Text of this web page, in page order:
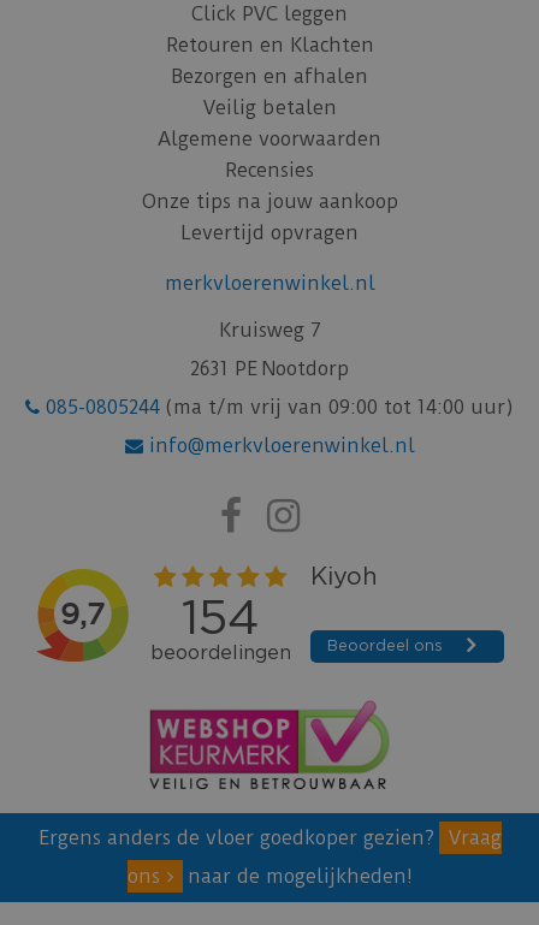
Click PVC leggen
Retouren en Klachten
Bezorgen en afhalen
Veilig betalen
Algemene voorwaarden
Recensies
Onze tips na jouw aankoop
Levertijd opvragen
merkvloerenwinkel.nl
Kruisweg 7
2631 PE Nootdorp
085-0805244 (ma t/m vrij van 09:00 tot 14:00 uur)
info@merkvloerenwinkel.nl
Ergens anders de vloer goedkoper gezien?
Vraag
ons
naar de mogelijkheden!